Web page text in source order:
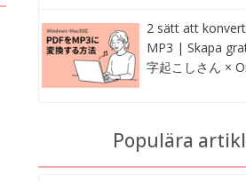
2 sätt att
MP3 | Skapa
字起こしさん ×
Populära